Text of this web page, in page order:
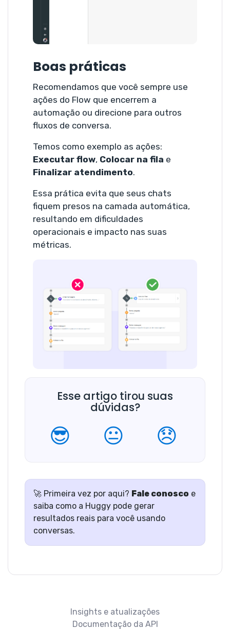
Boas práticas
Recomendamos que você sempre use
ações do Flow que encerrem a
automação ou direcione para outros
fluxos de conversa.
Temos como exemplo as ações:
Executar flow, Colocar na fila e
Finalizar atendimento.
Essa prática evita que seus chats
fiquem presos na camada automática,
resultando em dificuldades
operacionais e impacto nas suas
métricas.
Esse artigo tirou suas
dúvidas?
😎 😐 😞
🚀 Primeira vez por aqui? Fale conosco e
saiba como a Huggy pode gerar
resultados reais para você usando
conversas.
Insights e atualizações
Documentação da API